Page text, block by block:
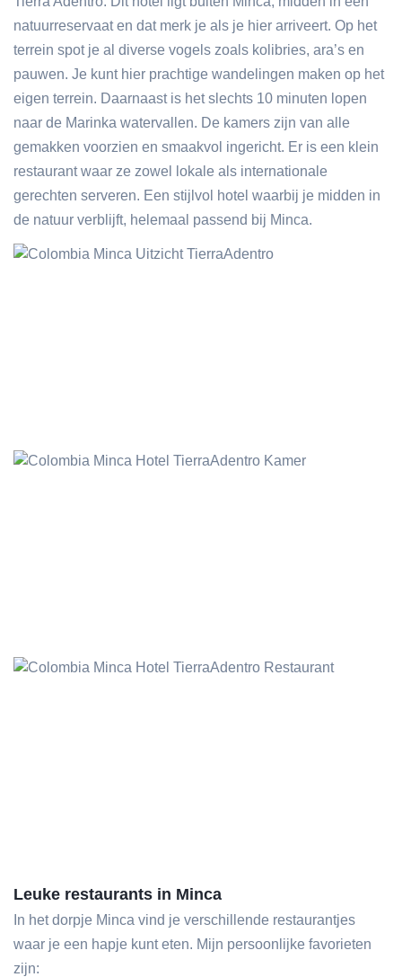
natuurreservaat en dat merk je als je hier arriveert. Op het
terrein spot je al diverse vogels zoals kolibries, ara’s en
pauwen. Je kunt hier prachtige wandelingen maken op het
eigen terrein. Daarnaast is het slechts 10 minuten lopen
naar de Marinka watervallen. De kamers zijn van alle
gemakken voorzien en smaakvol ingericht. Er is een klein
restaurant waar ze zowel lokale als internationale
gerechten serveren. Een stijlvol hotel waarbij je midden in
de natuur verblijft, helemaal passend bij Minca.
Leuke restaurants in Minca
In het dorpje Minca vind je verschillende restaurantjes
waar je een hapje kunt eten. Mijn persoonlijke favorieten
zijn: